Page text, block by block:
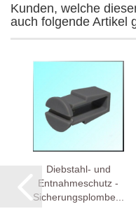
Kunden, welche
auch folgende Artikel
Diebstahl- und
Entnahmeschutz -
Sicherungsplombe...